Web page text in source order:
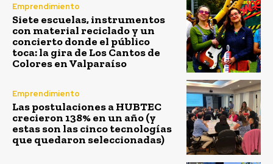
Emprendimiento
Siete escuelas, instrumentos
con material reciclado y un
concierto donde el público
toca: la gira de Los Cantos de
Colores en Valparaíso
Emprendimiento
Las postulaciones a HUBTEC
crecieron 138% en un año (y
estas son las cinco tecnologías
que quedaron seleccionadas)